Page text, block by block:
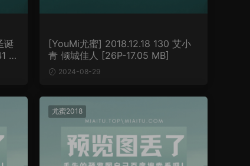
诞
M
[YouMi尤蜜] 2018.12.18 130 艾小
青 倾城佳人 [26P-17.05 MB]
2024-08-29
尤蜜2018